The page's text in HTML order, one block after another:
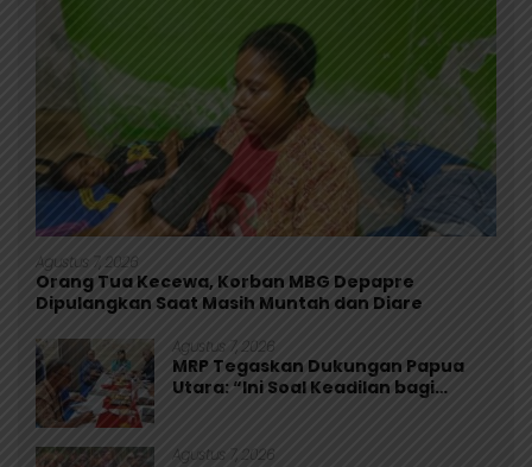
Agustus 7, 2026
Orang Tua Kecewa, Korban MBG Depapre
Dipulangkan Saat Masih Muntah dan Diare
Agustus 7, 2026
MRP Tegaskan Dukungan Papua
Utara: “Ini Soal Keadilan bagi
Agustus 7, 2026